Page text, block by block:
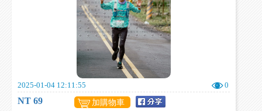
2025-01-04 12:11:55 0
NT 69 加購物車